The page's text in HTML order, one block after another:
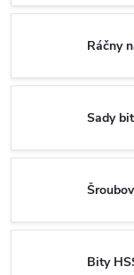
Ráčny
Sady
Bity